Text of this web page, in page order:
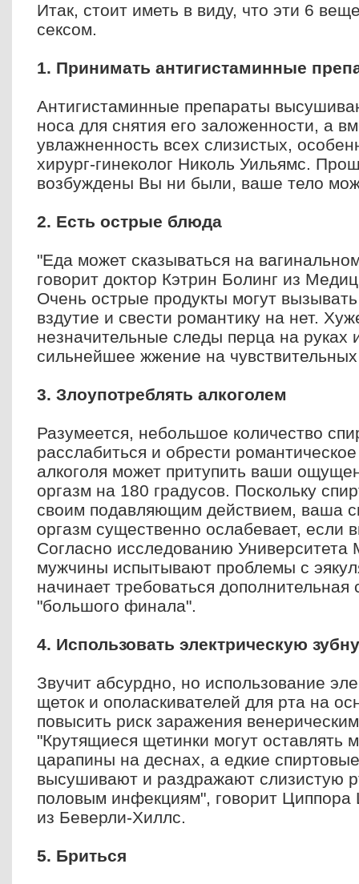
Итак, стоит иметь в виду, что эти 6
сексом.
1. Принимать антигистаминные
Антигистаминные препараты
носа для снятия его заложенности, а
увлажненность всех слизистых,
хирург-гинеколог Николь Уильямс.
возбуждены Вы ни были, ваше тело
2. Есть острые блюда
"Еда может сказываться на
говорит доктор Кэтрин Болинг из
Очень острые продукты могут
вздутие и свести романтику на нет.
незначительные следы перца на руках
сильнейшее жжение на
3. Злоупотреблять алкоголем
Разумеется, небольшое количество
расслабиться и обрести
алкоголя может притупить ваши
оргазм на 180 градусов. Поскольку
своим подавляющим действием, ваша
оргазм существенно ослабевает, если
Согласно исследованию
мужчины испытывают проблемы с
начинает требоваться дополнительная
"большого финала".
4. Использовать электрическую
Звучит абсурдно, но использование
щеток и ополаскивателей для рта на
повысить риск заражения
"Крутящиеся щетинки могут оставлять
царапины на деснах, а едкие
высушивают и раздражают слизистую
половым инфекциям", говорит Циппора
из Беверли-Хиллс.
5. Бриться